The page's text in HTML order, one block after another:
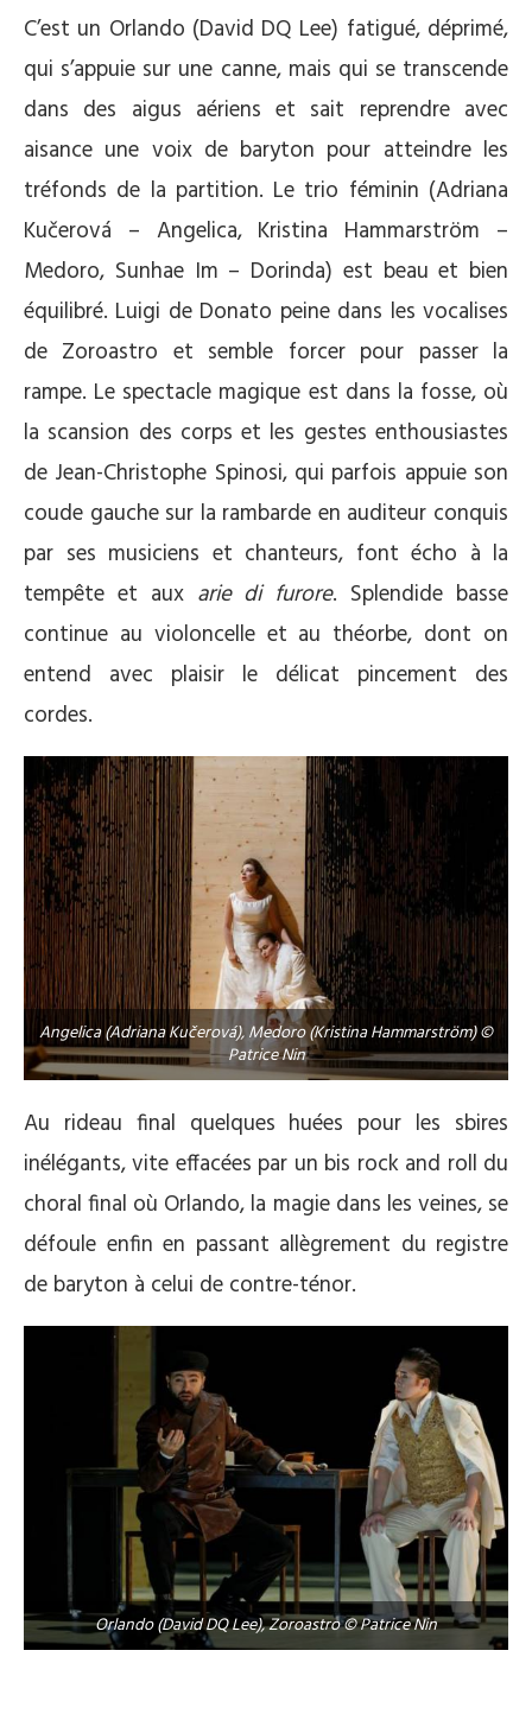
C’est un Orlando (David DQ Lee) fatigué, déprimé,
qui s’appuie sur une canne, mais qui se transcende
dans des aigus aériens et sait reprendre avec
aisance une voix de baryton pour atteindre les
tréfonds de la partition. Le trio féminin (Adriana
Kučerová – Angelica, Kristina Hammarström –
Medoro, Sunhae Im – Dorinda) est beau et bien
équilibré. Luigi de Donato peine dans les vocalises
de Zoroastro et semble forcer pour passer la
rampe. Le spectacle magique est dans la fosse, où
la scansion des corps et les gestes enthousiastes
de Jean-Christophe Spinosi, qui parfois appuie son
coude gauche sur la rambarde en auditeur conquis
par ses musiciens et chanteurs, font écho à la
tempête et aux arie di furore. Splendide basse
continue au violoncelle et au théorbe, dont on
entend avec plaisir le délicat pincement des
cordes.
Angelica (Adriana Kučerová), Medoro (Kristina Hammarström) ©
Patrice Nin
Au rideau final quelques huées pour les sbires
inélégants, vite effacées par un bis rock and roll du
choral final où Orlando, la magie dans les veines, se
défoule enfin en passant allègrement du registre
de baryton à celui de contre-ténor.
Orlando (David DQ Lee), Zoroastro © Patrice Nin